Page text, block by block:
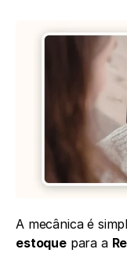
A mecânica é
estoque para a